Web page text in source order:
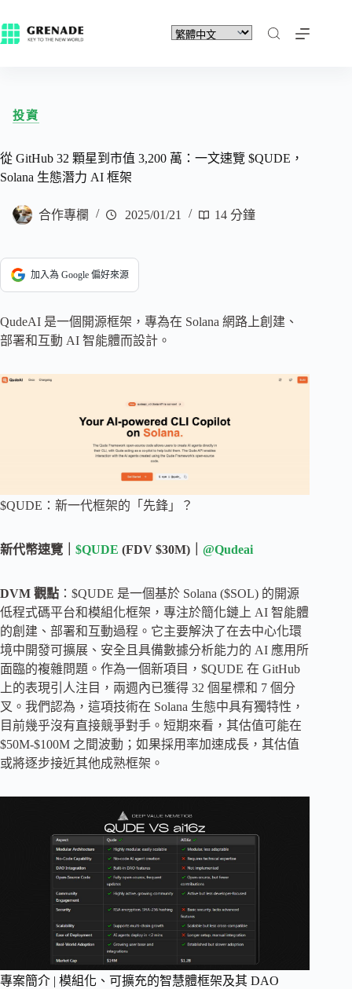
投資
從 GitHub 32 顆星到市值 3,200 萬：一文速覽 $QUDE，
Solana 生態潛力 AI 框架
合作專欄 2025/01/21 14 分鐘
加入為 Google 偏好來源
QudeAI 是一個開源框架，專為在 Solana 網路上創建、
部署和互動 AI 智能體而設計。
$QUDE：新一代框架的「先鋒」？
新代幣速覽｜ $QUDE (FDV $30M)｜ @Qudeai
DVM 觀點 ：$QUDE 是一個基於 Solana ($SOL) 的開源
低程式碼平台和模組化框架，專注於簡化鏈上 AI 智能體
的創建、部署和互動過程。它主要解決了在去中心化環
境中開發可擴展、安全且具備數據分析能力的 AI 應用所
面臨的複雜問題。作為一個新項目，$QUDE 在 GitHub
上的表現引人注目，兩週內已獲得 32 個星標和 7 個分
叉。我們認為，這項技術在 Solana 生態中具有獨特性，
目前幾乎沒有直接競爭對手。短期來看，其估值可能在
$50M-$100M 之間波動；如果採用率加速成長，其估值
或將逐步接近其他成熟框架。
專案簡介 | 模組化、可擴充的智慧體框架及其 DAO